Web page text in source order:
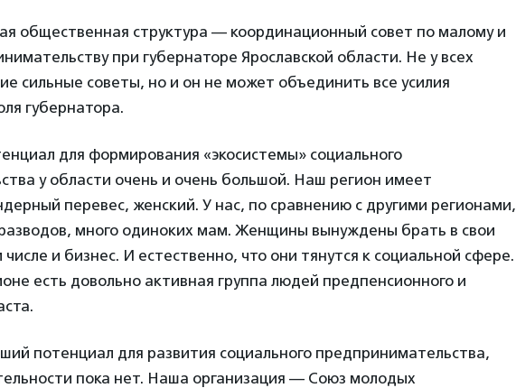
общественная структура — координационный совет по малому и
при губернаторе Ярославской области. Не у всех
сильные советы, но и он не может объединить все усилия
губернатора.
для формирования «экосистемы» социального
у области очень и очень большой. Наш регион имеет
перевес, женский. У нас, по сравнению с другими регионами,
много одиноких мам. Женщины вынуждены брать в свои
числе и бизнес. И естественно, что они тянутся к социальной сфере.
есть довольно активная группа людей предпенсионного и
потенциал для развития социального предпринимательства,
пока нет. Наша организация — Союз молодых